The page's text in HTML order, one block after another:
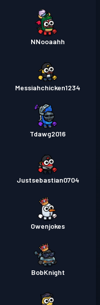
NNooaahh
Messiahchicken1234
Tdawg2016
Justsebastian0704
Owenjokes
BobKnight